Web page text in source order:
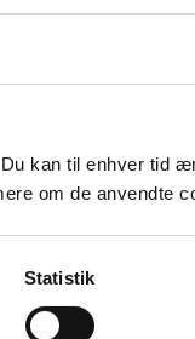
kan til enhver tid
om de anvendte
Statistik